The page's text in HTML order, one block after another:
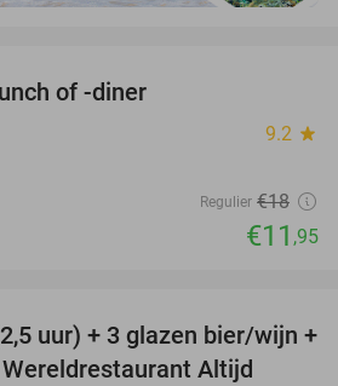
of -diner
9.2 star
Regulier €18
€11 ,95
21%
uur) + 3 glazen bier/wijn +
Altijd